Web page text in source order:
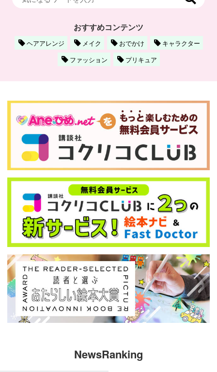
おすすめコンテンツ
ヘアアレンジ メイク おでかけ
キャラクター
ファッション
プリキュア
NewsRanking